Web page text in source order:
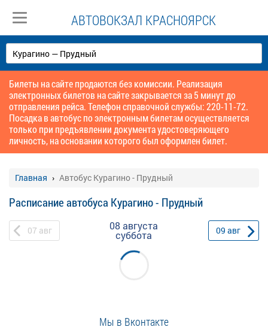
АВТОВОКЗАЛ КРАСНОЯРСК
Билеты на сайте продаются без комиссии. Реализация
электронных билетов на сайте закрывается за 5 минут до
отправления рейса. Телефон справочной службы: 220-11-72.
Посадка в автобус по электронным билетам осуществляется
только при предъявлении документа удостоверяющего
личность, на основании которого был оформлен билет.
Главная Автобус Курагино - Прудный
Расписание автобуса Курагино - Прудный
07 авг 08 августа
суббота 09 авг
Мы в Вконтакте